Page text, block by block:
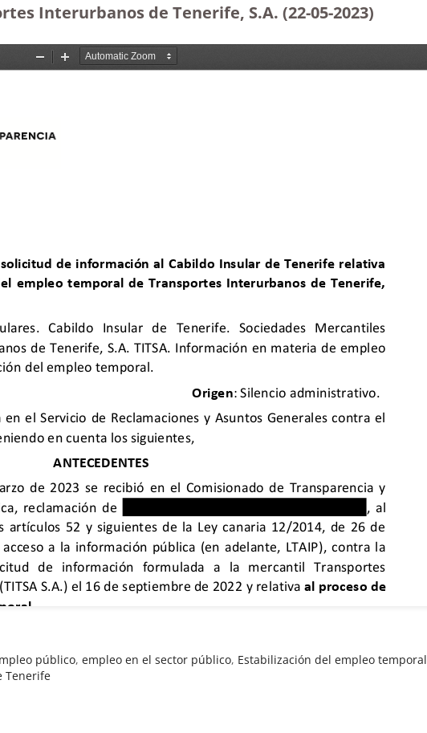
Interurbanos de Tenerife, S.A. (22-05-2023)
público,empleo en el sector público, Estabilización del empleo temporal
Tenerife